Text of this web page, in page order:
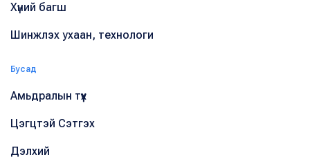
Хүний багш
Шинжлэх ухаан, технологи
Бусад
Амьдралын түүх
Цэгцтэй Сэтгэх
Дэлхий